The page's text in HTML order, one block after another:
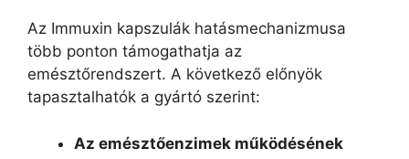
Az Immuxin kapszulák hatásmechanizmusa
több ponton támogathatja az
emésztőrendszert. A következő előnyök
tapasztalhatók a gyártó szerint:
Az emésztőenzimek működésének